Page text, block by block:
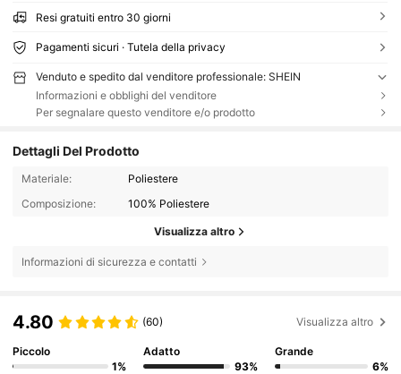
Resi gratuiti entro 30 giorni
Pagamenti sicuri · Tutela della privacy
Venduto e spedito dal venditore professionale: SHEIN
Informazioni e obblighi del venditore
Per segnalare questo venditore e/o prodotto
Dettagli Del Prodotto
Materiale:
Poliestere
Composizione:
100% Poliestere
Visualizza altro
Informazioni di sicurezza e contatti
4.80 (60) Visualizza altro
Piccolo
1%
Adatto
93%
Grande
6%